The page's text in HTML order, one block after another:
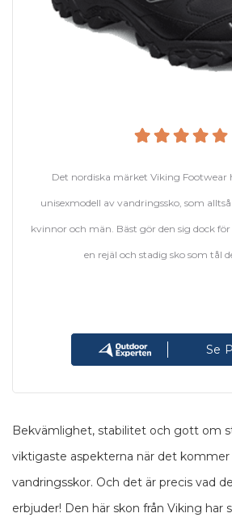
Bekvämlighet, stabilitet och gott om
viktigaste aspekterna när det kommer
vandringsskor. Och det är precis vad
erbjuder! Den här skon från Viking har
Det nordiska märket Viking Footwear
unisexmodell av vandringssko, som
kvinnor och män. Bäst gör den sig dock
en rejäl och stadig sko som tål
Se